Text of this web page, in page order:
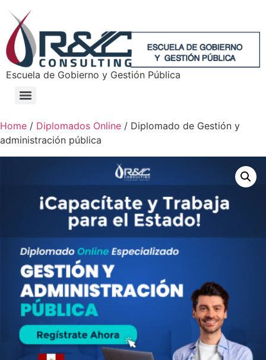
Escuela de Gobierno y Gestión Pública
Home / Diplomados Online / Diplomado de Gestión y
administración pública